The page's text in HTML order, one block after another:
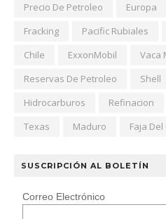
Precio De Petroleo
Europa
Fracking
Pacific Rubiales
Chile
ExxonMobil Vaca
Reservas De Petroleo
Shell
Hidrocarburos
Refinacion
Texas
Maduro Faja
SUSCRIPCIÓN AL BOLETÍN
Correo Electrónico